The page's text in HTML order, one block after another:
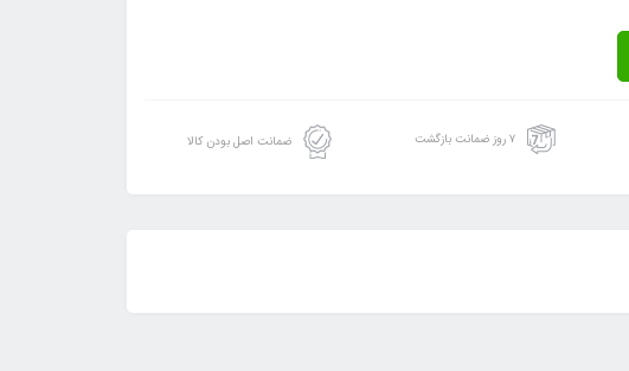
۷ روز ضمانت بازگشت ضمانت اصل بودن کالا